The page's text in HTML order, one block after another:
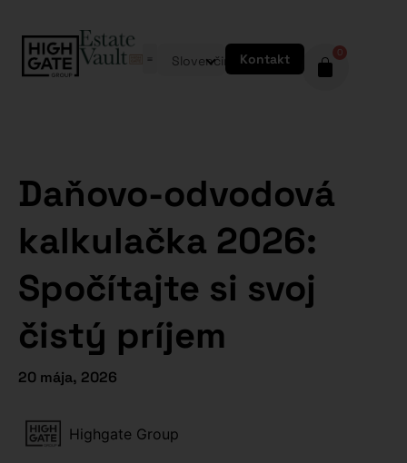
Slovenčina Kontakt 0
Daňovo-odvodová
kalkulačka 2026:
Spočítajte si svoj
čistý príjem
20 mája, 2026
Highgate Group